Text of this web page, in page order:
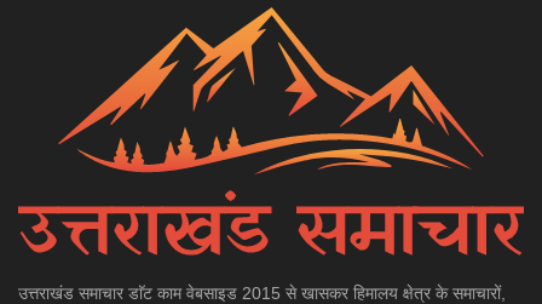
उत्तराखंड समाचार डाॅट काम वेबसाइड 2015 से खासकर हिमालय क्षेत्र के समाचारों,